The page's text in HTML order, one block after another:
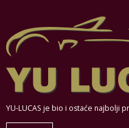
YU-LUCAS je bio i ostaće najbolji